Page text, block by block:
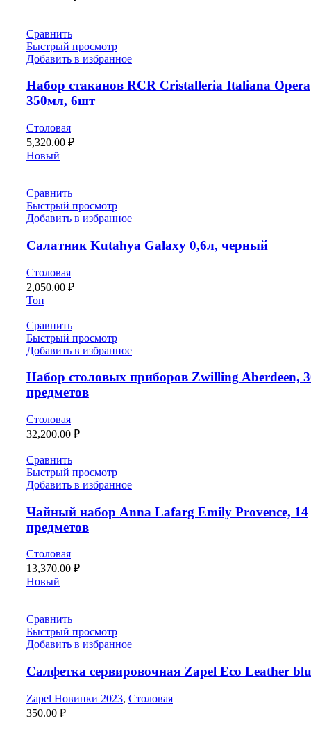
Сравнить
Быстрый просмотр
Добавить в избранное
Набор стаканов RCR Cristalleria Italiana Opera
350мл, 6шт
Столовая
5,320.00 ₽
Новый
Сравнить
Быстрый просмотр
Добавить в избранное
Салатник Kutahya Galaxy 0,6л, черный
Столовая
2,050.00 ₽
Топ
Сравнить
Быстрый просмотр
Добавить в избранное
Набор столовых приборов Zwilling Aberdeen,
предметов
Столовая
32,200.00 ₽
Сравнить
Быстрый просмотр
Добавить в избранное
Чайный набор Anna Lafarg Emily Provence, 14
предметов
Столовая
13,370.00 ₽
Новый
Сравнить
Быстрый просмотр
Добавить в избранное
Салфетка сервировочная Zapel Eco Leather
Zapel Новинки 2023, Столовая
350.00 ₽